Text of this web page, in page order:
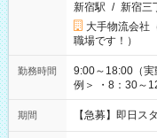
新宿駅 / 新宿三
大手物流会社
職場です！）
勤務時間
9:00～18:00（実動8時間） 希望の時間帯
例＞ ・8：30～
・13：00～22：
期間 【急募】即日ス